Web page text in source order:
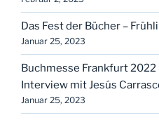
Das Fest der Bücher –
Januar 25, 2023
Buchmesse Frankfurt 2022
Interview mit Jesús
Januar 25, 2023